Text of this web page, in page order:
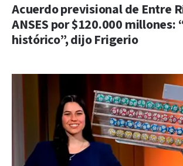
Acuerdo previsional de Entre
ANSES por $120.000 millones:
histórico”, dijo Frigerio